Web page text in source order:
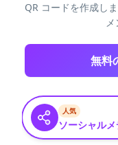
QR コードを作成し
無料
人気
ソーシャル